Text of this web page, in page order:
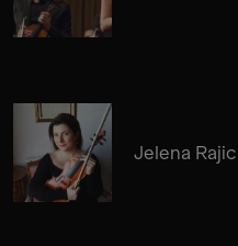
Jelena Rajic